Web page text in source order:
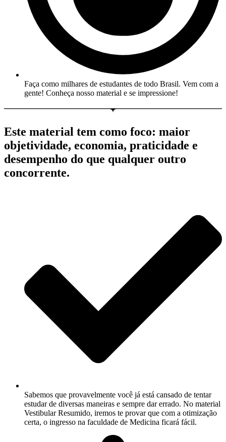
Faça como milhares de estudantes de todo Brasil. Vem com a
gente! Conheça nosso material e se impressione!
Este material tem como foco: maior
objetividade, economia, praticidade e
desempenho do que qualquer outro
concorrente.
Sabemos que provavelmente você já está cansado de tentar
estudar de diversas maneiras e sempre dar errado. No material
Vestibular Resumido, iremos te provar que com a otimização
certa, o ingresso na faculdade de Medicina ficará fácil.